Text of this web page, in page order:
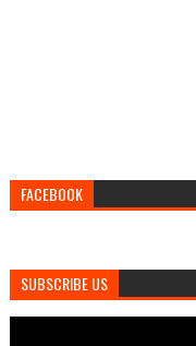
FACEBOOK
SUBSCRIBE US